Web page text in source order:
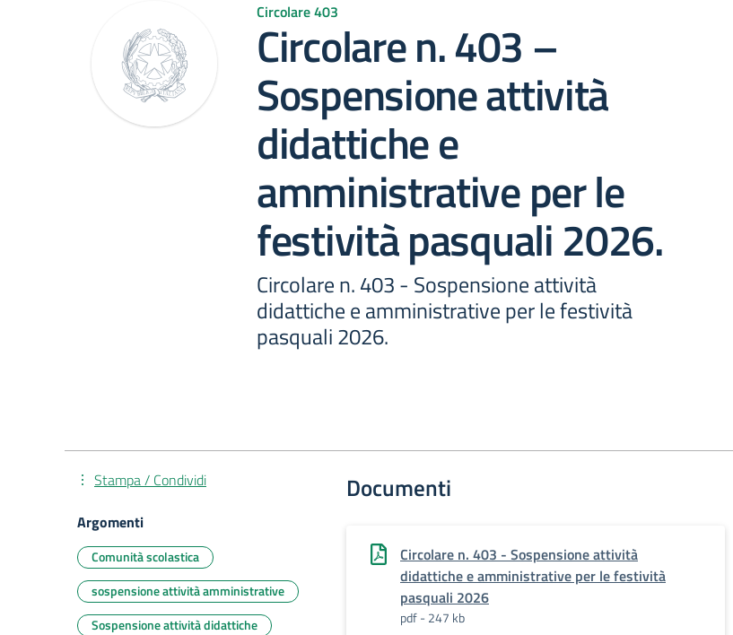
Circolare 403
Circolare n. 403 –
Sospensione attività
didattiche e
amministrative per le
festività pasquali 2026.
Circolare n. 403 - Sospensione attività
didattiche e amministrative per le festività
pasquali 2026.
Documenti
Circolare n. 403 - Sospensione attività
didattiche e amministrative per le festività
pasquali 2026
pdf - 247 kb
Stampa / Condividi
Argomenti
Comunità scolastica
sospensione attività amministrative
Sospensione attività didattiche